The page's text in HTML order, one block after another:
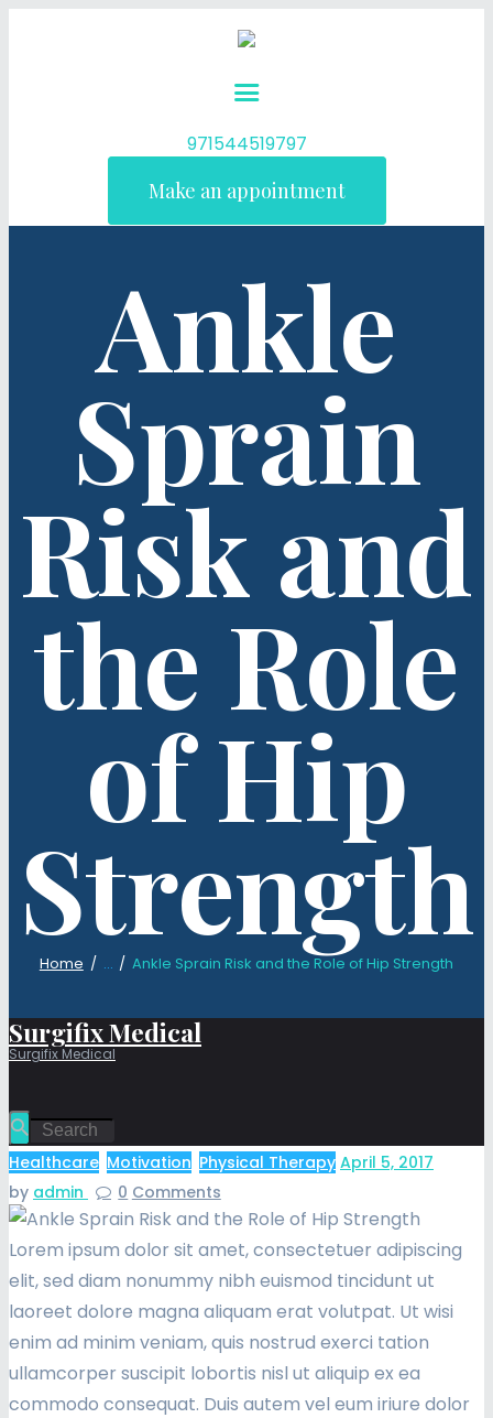
971544519797
Make an appointment
Ankle
Sprain
Risk and
the Role
of Hip
Strength
Home ... Ankle Sprain Risk and the Role of Hip Strength
Surgifix Medical
Surgifix Medical
Healthcare Motivation Physical Therapy April 5, 2017
by admin 0 Comments
Lorem ipsum dolor sit amet, consectetuer adipiscing
elit, sed diam nonummy nibh euismod tincidunt ut
laoreet dolore magna aliquam erat volutpat. Ut wisi
enim ad minim veniam, quis nostrud exerci tation
ullamcorper suscipit lobortis nisl ut aliquip ex ea
commodo consequat. Duis autem vel eum iriure dolor